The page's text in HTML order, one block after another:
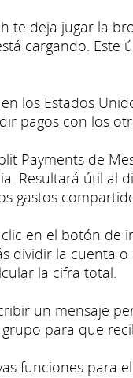
te deja jugar la
cargando.
los Estados
pagos con los
Payments de
Resultará útil al
gastos
en el botón de
dividir la cuenta
la cifra total.
un mensaje
para que
funciones para